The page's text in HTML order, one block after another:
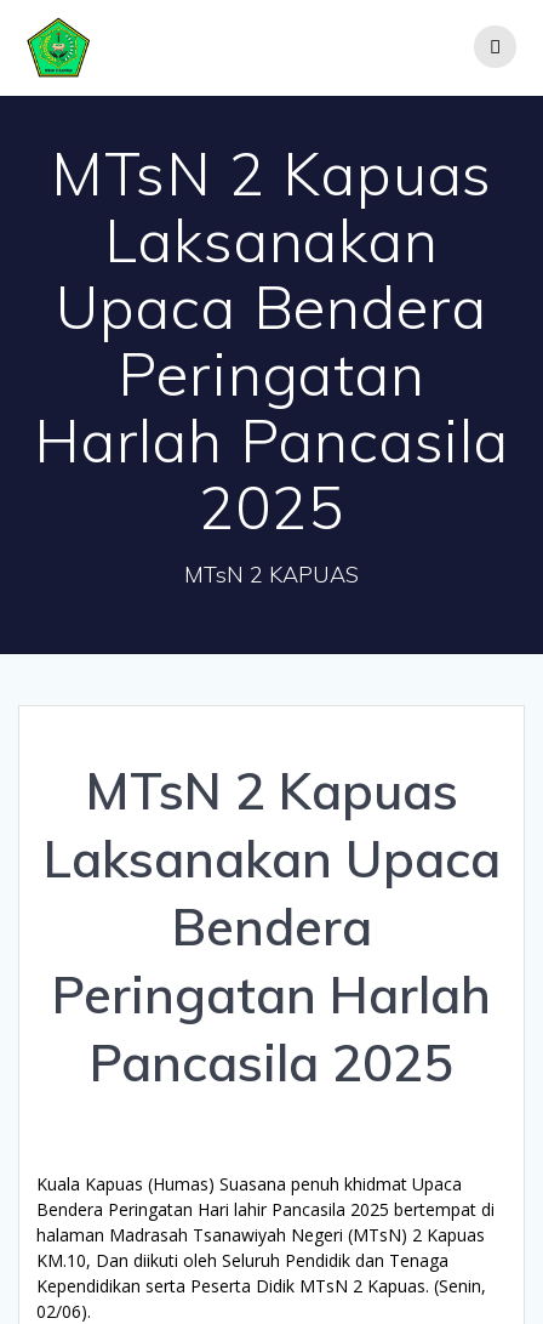
MTsN 2 Kapuas
Laksanakan
Upaca Bendera
Peringatan
Harlah Pancasila
2025
MTsN 2 KAPUAS
MTsN 2 Kapuas
Laksanakan Upaca
Bendera
Peringatan Harlah
Pancasila 2025
Kuala Kapuas (Humas) Suasana penuh khidmat Upaca
Bendera Peringatan Hari lahir Pancasila 2025 bertempat di
halaman Madrasah Tsanawiyah Negeri (MTsN) 2 Kapuas
KM.10, Dan diikuti oleh Seluruh Pendidik dan Tenaga
Kependidikan serta Peserta Didik MTsN 2 Kapuas. (Senin,
02/06).